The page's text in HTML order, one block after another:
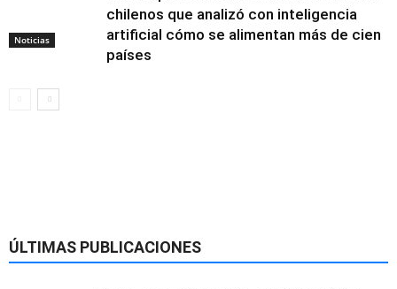
Noticias
chilenos que analizó con inteligencia
artificial cómo se alimentan más de cien
países
ÚLTIMAS PUBLICACIONES